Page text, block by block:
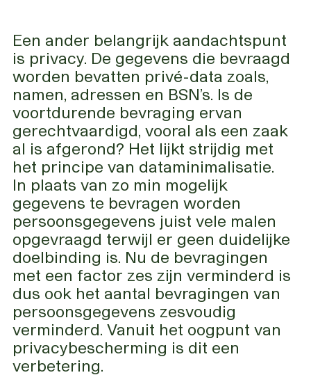
Een ander belangrijk aandachtspunt
is privacy. De gegevens die bevraagd
worden bevatten privé-data zoals,
namen, adressen en BSN’s. Is de
voortdurende bevraging ervan
gerechtvaardigd, vooral als een zaak
al is afgerond? Het lijkt strijdig met
het principe van dataminimalisatie.
In plaats van zo min mogelijk
gegevens te bevragen worden
persoonsgegevens juist vele malen
opgevraagd terwijl er geen duidelijke
doelbinding is. Nu de bevragingen
met een factor zes zijn verminderd is
dus ook het aantal bevragingen van
persoonsgegevens zesvoudig
verminderd. Vanuit het oogpunt van
privacybescherming is dit een
verbetering.